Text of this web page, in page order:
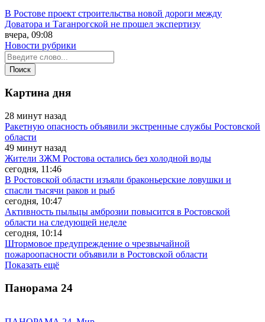
В Ростове проект строительства новой дороги между
Доватора и Таганрогской не прошел экспертизу
вчера, 09:08
Новости рубрики
Картина дня
28 минут назад
Ракетную опасность объявили экстренные службы Ростовской
области
49 минут назад
Жители ЗЖМ Ростова остались без холодной воды
сегодня, 11:46
В Ростовской области изъяли браконьерские ловушки и
спасли тысячи раков и рыб
сегодня, 10:47
Активность пыльцы амброзии повысится в Ростовской
области на следующей неделе
сегодня, 10:14
Штормовое предупреждение о чрезвычайной
пожароопасности объявили в Ростовской области
Показать ещё
Панорама 24